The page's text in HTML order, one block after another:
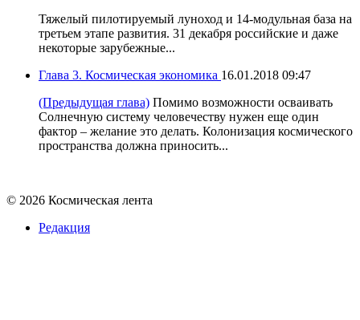
Тяжелый пилотируемый луноход и 14-модульная база на
третьем этапе развития. 31 декабря российские и даже
некоторые зарубежные...
Глава 3. Космическая экономика 16.01.2018 09:47
(Предыдущая глава) Помимо возможности осваивать
Солнечную систему человечеству нужен еще один
фактор – желание это делать. Колонизация космического
пространства должна приносить...
© 2026 Космическая лента
Редакция